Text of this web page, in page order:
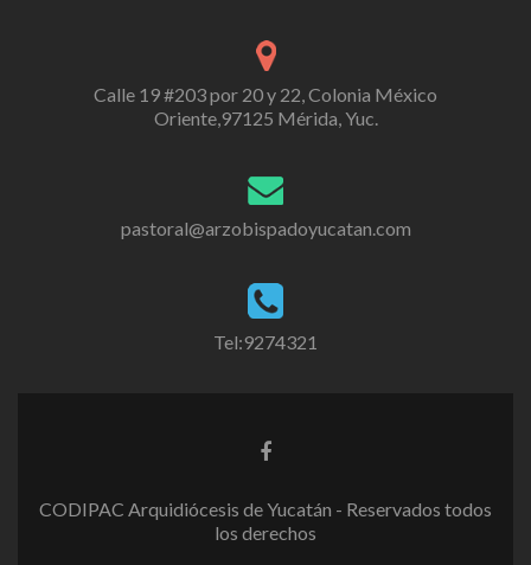
Calle 19 #203 por 20 y 22, Colonia México
Oriente,97125 Mérida, Yuc.
pastoral@arzobispadoyucatan.com
Tel:9274321
CODIPAC Arquidiócesis de Yucatán - Reservados todos
los derechos